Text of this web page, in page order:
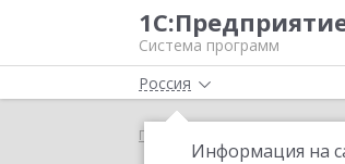
Система программ
Россия
Информация на
Главная